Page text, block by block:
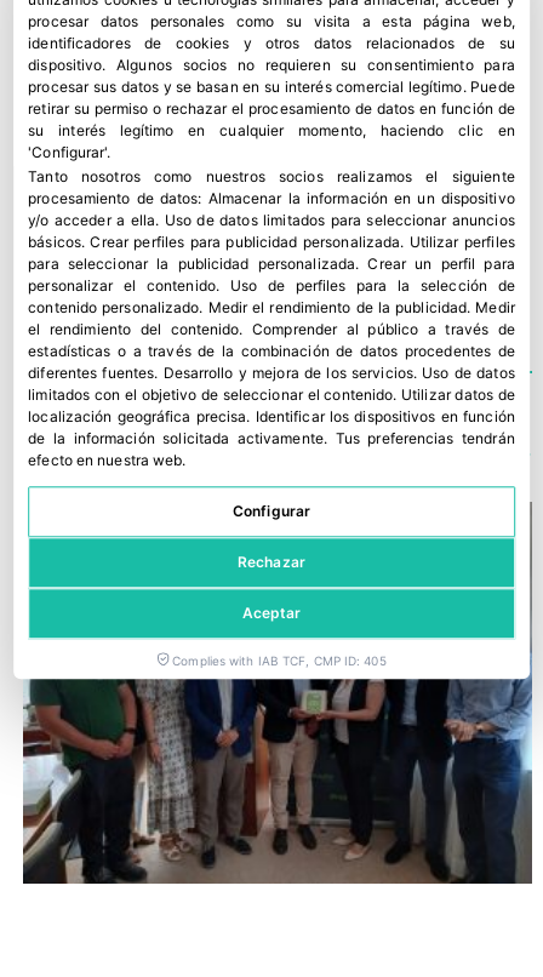
Desde esta perspectiva, Pro Food se posiciona
como socio técnico de la cadena
agroalimentaria, con el objetivo de combinar
sostenibilidad ambiental, seguridad alimentaria
y competitividad industrial a lo largo de todo el
ciclo de vida del producto.
ENVASES, PROFOOD
TE PODRÍA INTERESAR
procesar datos personales como su visita a esta página web,
identificadores de cookies y otros datos relacionados de su
dispositivo. Algunos socios no requieren su consentimiento para
procesar sus datos y se basan en su interés comercial legítimo. Puede
retirar su permiso o rechazar el procesamiento de datos en función de
su interés legítimo en cualquier momento, haciendo clic en
'Configurar'.
Tanto nosotros como nuestros socios realizamos el siguiente
procesamiento de datos: Almacenar la información en un dispositivo
y/o acceder a ella. Uso de datos limitados para seleccionar anuncios
básicos.Crear perfiles para publicidad personalizada. Utilizar perfiles
para seleccionar la publicidad personalizada.Crear un perfil para
personalizar el contenido. Uso de perfiles para la selección de
contenido personalizado. Medir el rendimiento de la publicidad. Medir
el rendimiento del contenido.Comprender al público a través de
estadísticas o a través de la combinación de datos procedentes de
diferentes fuentes. Desarrollo y mejora de los servicios. Uso de datos
limitados con el objetivo de seleccionar el contenido. Utilizar datos de
localización geográfica precisa. Identificar los dispositivos en función
de la información solicitada activamente. Tus preferencias tendrán
efecto en nuestra web.
Configurar
Rechazar
Aceptar
Complies with IAB TCF, CMP ID: 405